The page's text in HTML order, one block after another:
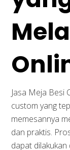
Jasa Meja Besi
custom yang
memesannya
dan praktis.
dapat